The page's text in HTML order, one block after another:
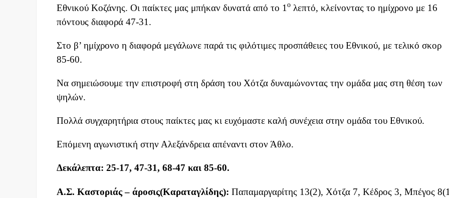
Εθνικού Κοζάνης. Οι παίκτες μας μπήκαν δυνατά από το 1 ο λεπτό, κλείνοντας το ημίχρονο με 16
πόντους διαφορά 47-31.
Στο β’ ημίχρονο η διαφορά μεγάλωνε παρά τις φιλότιμες προσπάθειες του Εθνικού, με τελικό σκορ
85-60.
Να σημειώσουμε την επιστροφή στη δράση του Χότζα δυναμώνοντας την ομάδα μας στη θέση των
ψηλών.
Πολλά συγχαρητήρια στους παίκτες μας κι ευχόμαστε καλή συνέχεια στην ομάδα του Εθνικού.
Επόμενη αγωνιστική στην Αλεξάνδρεια απέναντι στον Άθλο.
Δεκάλεπτα: 25-17, 47-31, 68-47 και 85-60.
Α.Σ. Καστοριάς – άροσις(Καραταγλίδης): Παπαμαργαρίτης 13(2), Χότζα 7, Κέδρος 3, Μπέγος